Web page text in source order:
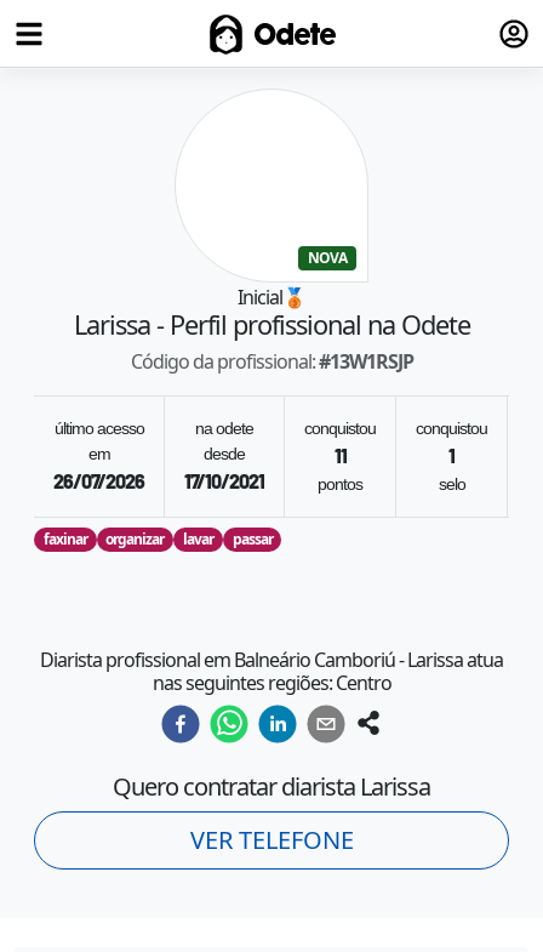
Odete
NOVA
Inicial🥉
Larissa- Perfil profissional na Odete
Código da profissional:#13W1RSJP
último acesso
em
26/07/2026
na odete
desde
17/10/2021
conquistou
11
pontos
conquistou
1
selo
faxinar organizar lavar passar
Diarista profissional em Balneário Camboriú - Larissa atua
nas seguintes regiões: Centro
Quero contratar diarista Larissa
VER TELEFONE